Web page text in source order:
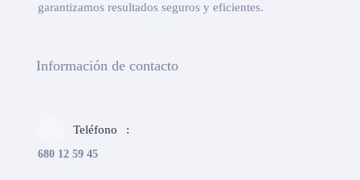
garantizamos resultados seguros y eficientes.
Información de contacto
Teléfono
680 12 59 45